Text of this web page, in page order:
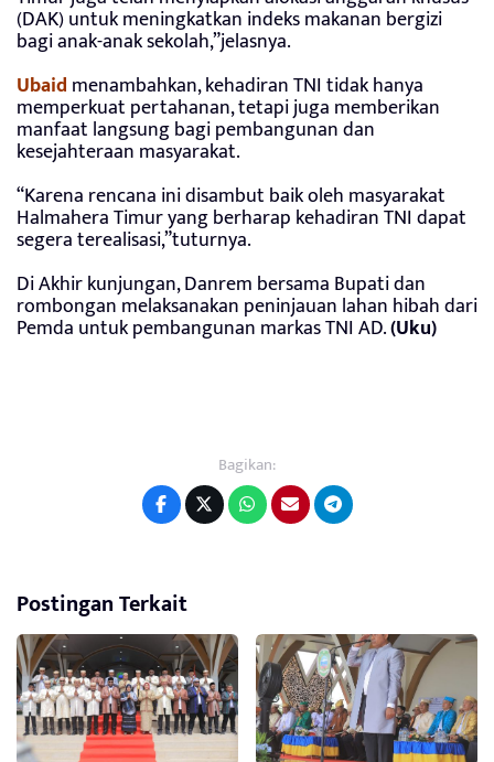
(DAK) untuk meningkatkan indeks makanan bergizi
bagi anak-anak sekolah,”jelasnya.
Ubaid menambahkan, kehadiran TNI tidak hanya
memperkuat pertahanan, tetapi juga memberikan
manfaat langsung bagi pembangunan dan
kesejahteraan masyarakat.
“Karena rencana ini disambut baik oleh masyarakat
Halmahera Timur yang berharap kehadiran TNI dapat
segera terealisasi,”tuturnya.
Di Akhir kunjungan, Danrem bersama Bupati dan
rombongan melaksanakan peninjauan lahan hibah dari
Pemda untuk pembangunan markas TNI AD.(Uku)
Bagikan:
Postingan Terkait